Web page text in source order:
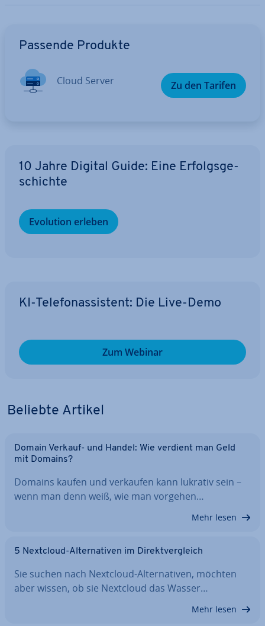
Passende Produkte
Cloud Server Zu den Tarifen
10 Jahre Digital Guide: Eine Er­folgs­ge­
schich­te
Evolution erleben
KI-Te­le­fon­as­sis­tent: Die Live-Demo
Zum Webinar
Beliebte Artikel
Domain Verkauf- und Handel: Wie verdient man Geld
mit Domains?
Domains kaufen und verkaufen kann lukrativ sein –
wenn man denn weiß, wie man vorgehen…
Mehr lesen
5 Nextcloud-Al­ter­na­ti­ven im Di­rekt­ver­gleich
Sie suchen nach Nextcloud-Al­ter­na­ti­ven, möchten
aber wissen, ob sie Nextcloud das Wasser…
Mehr lesen